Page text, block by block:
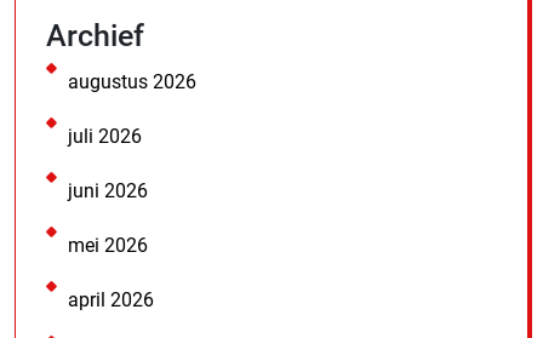
Archief
augustus 2026
juli 2026
juni 2026
mei 2026
april 2026